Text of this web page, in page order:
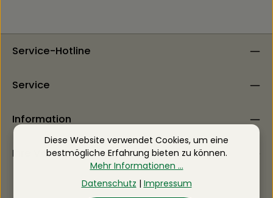
Service-Hotline
Service
Information
Ihre Vorteile
Diese Website verwendet Cookies, um eine
bestmögliche Erfahrung bieten zu können.
Mehr Informationen ...
Datenschutz | Impressum